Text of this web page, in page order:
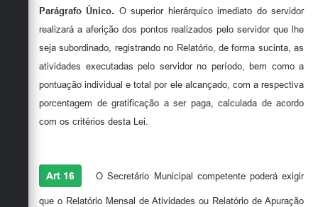
Parágrafo Único. O superior hierárquico imediato do servidor
realizará a aferição dos pontos realizados pelo servidor que lhe
seja subordinado, registrando no Relatório, de forma sucinta, as
atividades executadas pelo servidor no período, bem como a
pontuação individual e total por ele alcançado, com a respectiva
porcentagem de gratificação a ser paga, calculada de acordo
com os critérios desta Lei.
Art 16 O Secretário Municipal competente poderá exigir
que o Relatório Mensal de Atividades ou Relatório de Apuração